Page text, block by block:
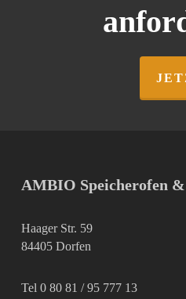
AMBIO Speicherofen
Haager Str. 59
84405 Dorfen
Tel 0 80 81 / 95 777 13